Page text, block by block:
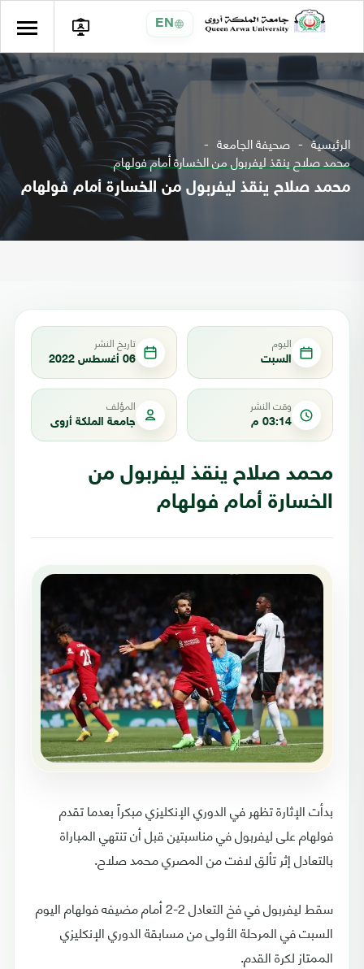
EN
الرئيسية صحيفة الجامعة
محمد صلاح ينقذ ليفربول من الخسارة أمام فولهام
محمد صلاح ينقذ ليفربول من الخسارة أمام فولهام
اليوم
السبت
تاريخ النشر
06 أغسطس 2022
وقت النشر
03:14 م
المؤلف
جامعة الملكة أروى
محمد صلاح ينقذ ليفربول من
الخسارة أمام فولهام
بدأت الإثارة تظهر في الدوري الإنكليزي مبكراً بعدما تقدم
فولهام على ليفربول في مناسبتين قبل أن تنتهي المباراة
بالتعادل إثر تألق لافت من المصري محمد صلاح.
سقط ليفربول في فخ التعادل 2-2 أمام مضيفه فولهام اليوم
السبت في المرحلة الأولى من مسابقة الدوري الإنكليزي
الممتاز لكرة القدم.